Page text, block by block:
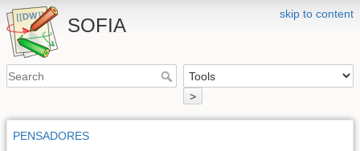
skip to content
SOFIA
>
PENSADORES